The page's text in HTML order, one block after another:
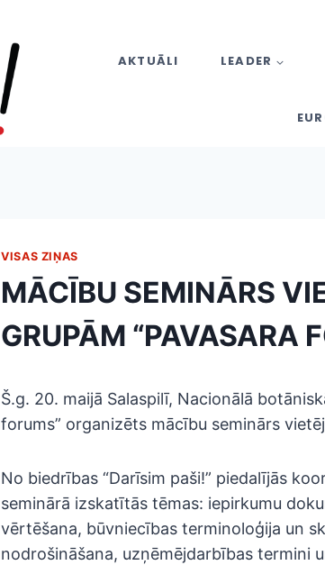
AKTUĀLI LEADER
VISAS ZIŅAS
MĀCĪBU SEMINĀRS
GRUPĀM “PAVASARA
Š.g. 20. maijā Salaspilī, Nacionālā
forums” organizēts mācību seminārs
No biedrības “Darīsim paši!” piedalījās
seminārā izskatītās tēmas: iepirkumu
vērtēšana, būvniecības terminoloģija un
nodrošināšana, uzņēmējdarbības termini